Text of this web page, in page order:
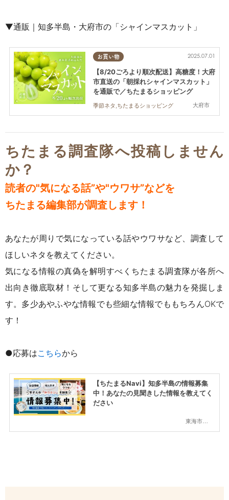
▼通販｜知多半島・大府市の「シャインマスカット」
お買い物
大府市
2025.07.01
【8/20ごろより順次配送】高糖度！大府
市直送の「朝採れシャインマスカット」
を通販で／ちたまるショッピング
季節ネタ,ちたまるショッピング
ちたまる調査隊へ投稿しません
か？
読者の"気になる話”や"ウワサ”などを
ちたまる編集部が調査します！
あなたが周りで気になっている話やウワサなど、調査して
ほしいネタを教えてください。
気になる情報の真偽を解明すべくちたまる調査隊が各所へ
出向き徹底取材！そして更なる知多半島の魅力を発掘しま
す。多少あやふやな情報でも些細な情報でももちろんOKで
す ！
●応募はこちらから
東海市,大府市,知多市,東浦町,阿久比町,半田市,常滑市,武豊町,美浜町,南知多町
【ちたまるNavi】知多半島の情報募集
中！あなたの見聞きした情報を教えてく
ださい